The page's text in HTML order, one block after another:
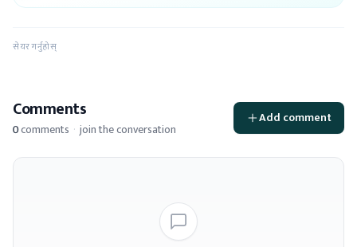
सेयर गर्नुहोस्
Comments
0comments · join the conversation
Add comment